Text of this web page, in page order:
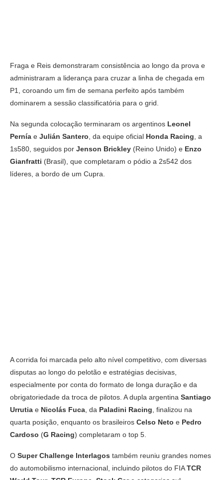
Fraga e Reis demonstraram consistência ao longo da prova e
administraram a liderança para cruzar a linha de chegada em
P1, coroando um fim de semana perfeito após também
dominarem a sessão classificatória para o grid.
Na segunda colocação terminaram os argentinos Leonel
Pernía e Julián Santero , da equipe oficial Honda Racing , a
1s580, seguidos por Jenson Brickley (Reino Unido) e Enzo
Gianfratti (Brasil), que completaram o pódio a 2s542 dos
líderes, a bordo de um Cupra.
A corrida foi marcada pelo alto nível competitivo, com diversas
disputas ao longo do pelotão e estratégias decisivas,
especialmente por conta do formato de longa duração e da
obrigatoriedade da troca de pilotos. A dupla argentina Santiago
Urrutia e Nicolás Fuca , da Paladini Racing , finalizou na
quarta posição, enquanto os brasileiros Celso Neto e Pedro
Cardoso (G Racing) completaram o top 5.
O Super Challenge Interlagos também reuniu grandes nomes
do automobilismo internacional, incluindo pilotos do FIATCR